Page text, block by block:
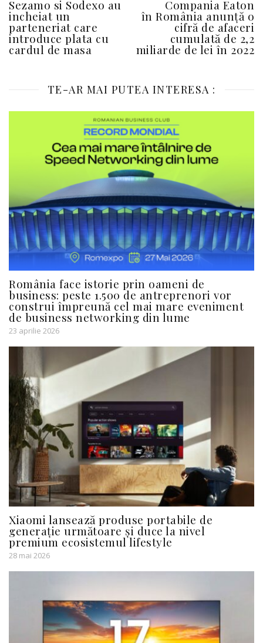
Sezamo si Sodexo au
incheiat un
parteneriat care
introduce plata cu
cardul de masa
Compania Eaton
în România anunță o
cifră de afaceri
cumulată de 2,2
miliarde de lei în 2022
TE-AR MAI PUTEA INTERESA :
România face istorie prin oameni de
business: peste 1.500 de antreprenori vor
construi împreună cel mai mare eveniment
de business networking din lume
23 aprilie 2026
Xiaomi lansează produse portabile de
generație următoare și duce la nivel
premium ecosistemul lifestyle
28 mai 2026